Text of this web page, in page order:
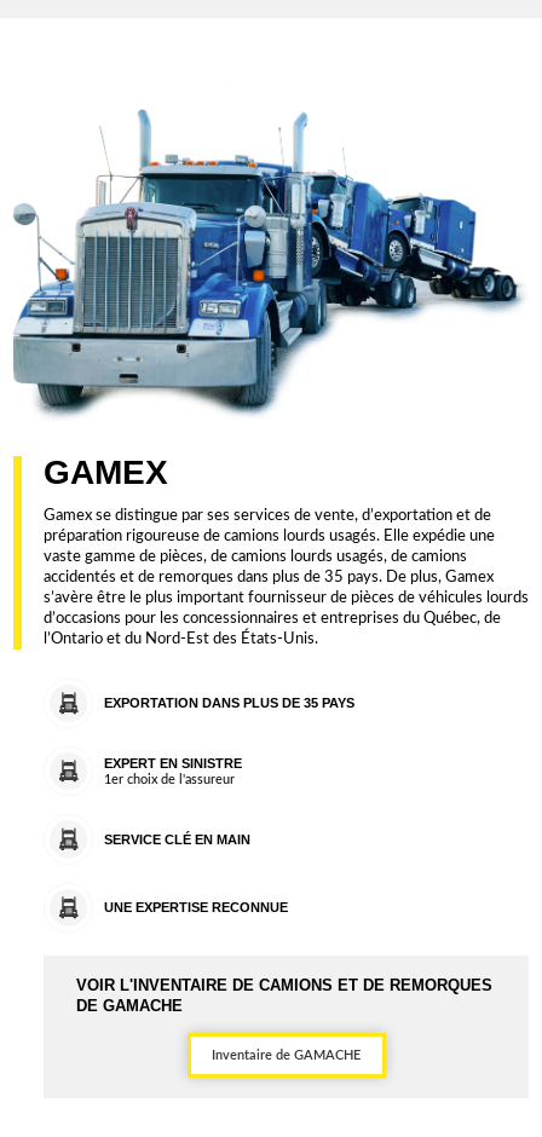
GAMEX
Gamex se distingue par ses services de vente, d’exportation et de
préparation rigoureuse de camions lourds usagés. Elle expédie une
vaste gamme de pièces, de camions lourds usagés, de camions
accidentés et de remorques dans plus de 35 pays. De plus, Gamex
s’avère être le plus important fournisseur de pièces de véhicules lourds
d’occasions pour les concessionnaires et entreprises du Québec, de
l’Ontario et du Nord-Est des États-Unis.
EXPORTATION DANS PLUS DE 35 PAYS
EXPERT EN SINISTRE
1er choix de l'assureur
SERVICE CLÉ EN MAIN
UNE EXPERTISE RECONNUE
VOIR L'INVENTAIRE DE CAMIONS ET DE REMORQUES
DE GAMACHE
Inventaire de GAMACHE